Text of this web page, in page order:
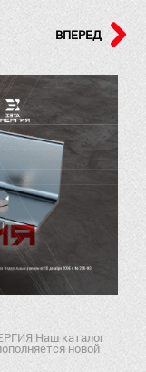
ВПЕРЕД
Наш каталог
новой